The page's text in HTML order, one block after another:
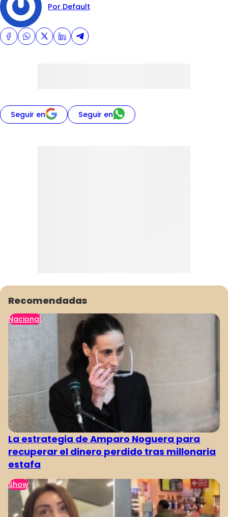
Por Default
Seguir en Seguir en
Recomendadas
Nacional
La estrategia de Amparo Noguera para
recuperar el dinero perdido tras millonaria
estafa
Show